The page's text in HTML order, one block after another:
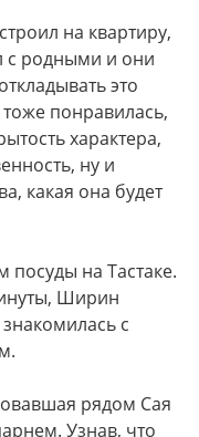
на квартиру,
с родными и они
это
понравилась,
характера,
ну и
какая она будет
на Тастаке.
Ширин
с
рядом Сая
Узнав, что